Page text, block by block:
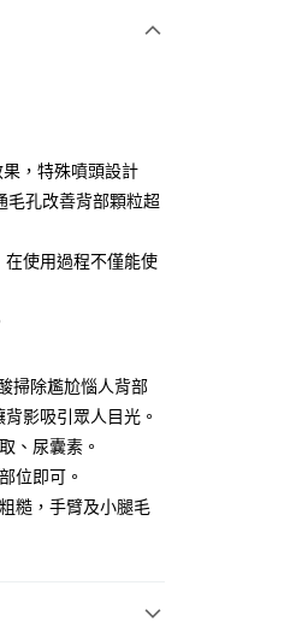
使用無須另外申請。
跳轉到大哥付的交易
日，確認付款後即
過，訂單將自動取
，特殊噴頭設計
毛孔改善背部顆粒超
使用過程不僅能使
掃除尷尬惱人背部
影吸引眾人目光。
、尿囊素。
位即可。
糙，手臂及小腿毛